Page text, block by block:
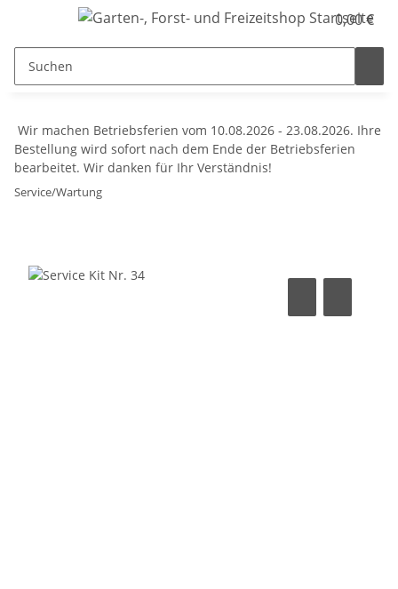
0,00 €
Wir machen Betriebsferien vom 10.08.2026 - 23.08.2026. Ihre
Bestellung wird sofort nach dem Ende der Betriebsferien
bearbeitet. Wir danken für Ihr Verständnis!
Service/Wartung